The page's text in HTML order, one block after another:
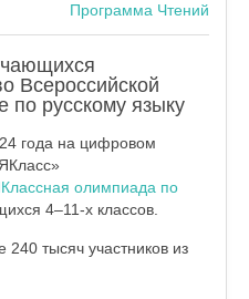
Программа Чтений
Всероссийской
русскому языку
года на цифровом
олимпиада по
4–11-х классов.
тысяч участников из